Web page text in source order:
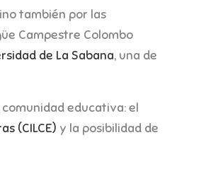
también por las
Campestre Colombo
de La Sabana, una de
educativa: el
(CILCE) y la posibilidad de